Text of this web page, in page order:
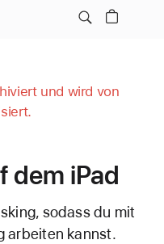
und wird von
dem iPad
sodass du mit
arbeiten kannst.